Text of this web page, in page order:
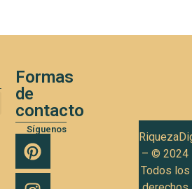
Formas
de
contacto
Síguenos
– © 2024
Todos los